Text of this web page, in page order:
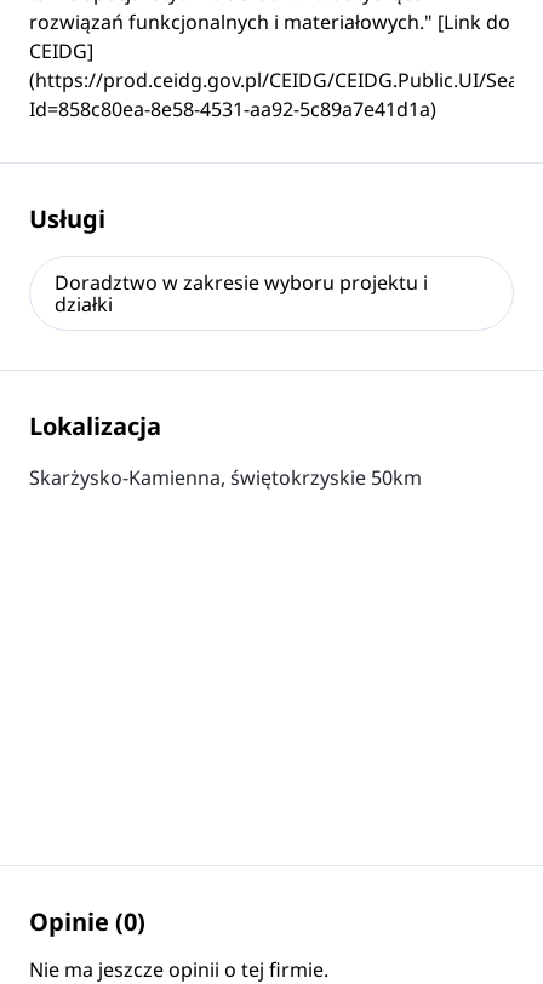
rozwiązań funkcjonalnych i materiałowych." [Link do
CEIDG]
(https://prod.ceidg.gov.pl/CEIDG/CEIDG.Public.UI/
Id=858c80ea-8e58-4531-aa92-5c89a7e41d1a)
Usługi
Doradztwo w zakresie wyboru projektu i
działki
Lokalizacja
Skarżysko-Kamienna, świętokrzyskie 50km
Opinie (0)
Nie ma jeszcze opinii o tej firmie.